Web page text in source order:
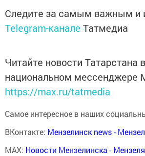
Следите за самым важным и
Telegram-канале Татмедиа
Читайте новости Татарстана в
национальном мессенджере
https://max.ru/tatmedia
Самое интересное в наших
ВКонтакте: Мензелинск news -
MAX: Новости Мензелинска -